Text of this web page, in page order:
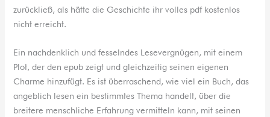
zurückließ, als hätte die Geschichte ihr volles pdf kostenlos
nicht erreicht.
Ein nachdenklich und fesselndes Lesevergnügen, mit einem
Plot, der den epub zeigt und gleichzeitig seinen eigenen
Charme hinzufügt. Es ist überraschend, wie viel ein Buch, das
angeblich lesen ein bestimmtes Thema handelt, über die
breitere menschliche Erfahrung vermitteln kann, mit seinen